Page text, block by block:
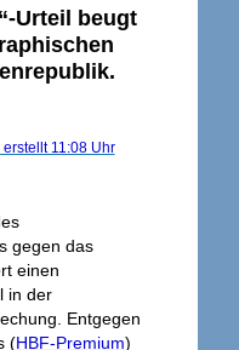
Urteil beugt
11:08 Uhr
gegen das
einen
in der
Entgegen
(HBF-Premium)